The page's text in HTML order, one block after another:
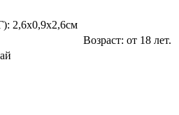
2,6х0,9х2,6cм
Возраст: от 18 лет.